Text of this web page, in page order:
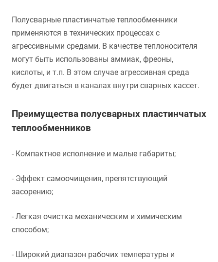
Полусварные пластинчатые теплообменники
применяются в технических процессах с
агрессивными средами. В качестве теплоносителя
могут быть использованы аммиак, фреоны,
кислоты, и т.п. В этом случае агрессивная среда
будет двигаться в каналах внутри сварных кассет.
Преимущества полусварных пластинчатых
теплообменников
- Компактное исполнение и малые габариты;
- Эффект самоочищения, препятствующий
засорению;
- Легкая очистка механическим и химическим
способом;
- Широкий диапазон рабочих температуры и